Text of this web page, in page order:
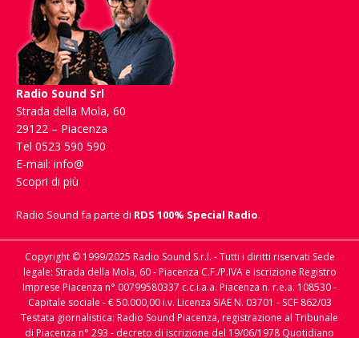
Radio Sound Srl
Strada della Mola, 60
29122 – Piacenza
Tel 0523 590 590
E-mail: info@
Scopri di più
Radio Sound fa parte di RDS 100% Special Radio.
Copyright © 1999/2025 Radio Sound S.r.l. - Tutti i diritti riservati Sede
legale: Strada della Mola, 60 - Piacenza C.F./P.IVA e iscrizione Registro
Imprese Piacenza n° 00799580337 c.c.i.a.a. Piacenza n. r.e.a. 108530 -
Capitale sociale - € 50.000,00 i.v. Licenza SIAE N. 03701 - SCF 862/03
Testata giornalistica: Radio Sound Piacenza, registrazione al Tribunale
di Piacenza n° 293 - decreto di iscrizione del 19/06/1978 Quotidiano